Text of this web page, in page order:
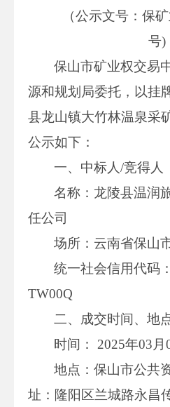
（公示文号：保
号)
保山市矿业权交易
源和规划局委托，以挂
县龙山镇大竹林温泉采
公示如下：
一、中标人/竞得人
名称：龙陵县温润
任公司
场所：云南省保山
统一社会信用代码
TW00Q
二、成交时间、地
时间： 2025年03月
地点：保山市公共
址：隆阳区兰城路永昌